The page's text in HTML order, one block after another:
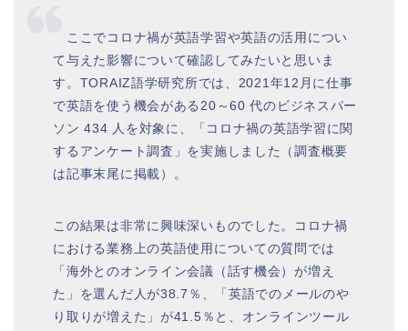
ここでコロナ禍が英語学習や英語の活用につい
て与えた影響について確認してみたいと思いま
す。TORAIZ語学研究所では、2021年12月に仕事
で英語を使う機会がある20～60 代のビジネスパー
ソン 434 人を対象に、「コロナ禍の英語学習に関
するアンケート調査」を実施しました（調査概要
は記事末尾に掲載）。
この結果は非常に興味深いものでした。コロナ禍
における業務上の英語使用についての質問では
「海外とのオンライン会議（話す機会）が増え
た」を選んだ人が38.7％、「英語でのメールのや
り取りが増えた」が41.5％と、オンラインツール